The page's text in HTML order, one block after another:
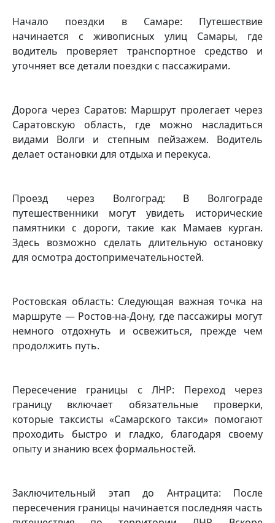
Начало поездки в Самаре: Путешествие
начинается с живописных улиц Самары, где
водитель проверяет транспортное средство и
уточняет все детали поездки с пассажирами.
Дорога через Саратов: Маршрут пролегает через
Саратовскую область, где можно насладиться
видами Волги и степным пейзажем. Водитель
делает остановки для отдыха и перекуса.
Проезд через Волгоград: В Волгограде
путешественники могут увидеть исторические
памятники с дороги, такие как Мамаев курган.
Здесь возможно сделать длительную остановку
для осмотра достопримечательностей.
Ростовская область: Следующая важная точка на
маршруте — Ростов-на-Дону, где пассажиры могут
немного отдохнуть и освежиться, прежде чем
продолжить путь.
Пересечение границы с ЛНР: Переход через
границу включает обязательные проверки,
которые таксисты «Самарского такси» помогают
проходить быстро и гладко, благодаря своему
опыту и знанию всех формальностей.
Заключительный этап до Антрацита: После
пересечения границы начинается последняя часть